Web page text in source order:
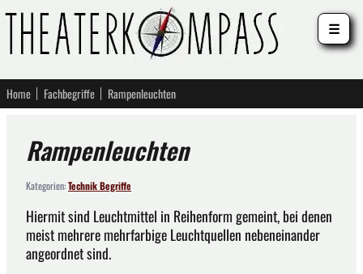
Home Fachbegriffe Rampenleuchten
Rampenleuchten
Kategorien:Technik Begriffe
Hiermit sind Leuchtmittel in Reihenform gemeint, bei denen
meist mehrere mehrfarbige Leuchtquellen nebeneinander
angeordnet sind.
☰